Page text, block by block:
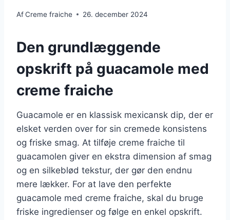
AfCreme fraiche 26. december 2024
Den grundlæggende
opskrift på guacamole med
creme fraiche
Guacamole er en klassisk mexicansk dip, der er
elsket verden over for sin cremede konsistens
og friske smag. At tilføje creme fraiche til
guacamolen giver en ekstra dimension af smag
og en silkeblød tekstur, der gør den endnu
mere lækker. For at lave den perfekte
guacamole med creme fraiche, skal du bruge
friske ingredienser og følge en enkel opskrift.